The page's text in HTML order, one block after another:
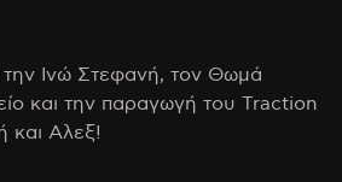
Ινώ Στεφανή, τον Θωμά
και την παραγωγή του Traction
και Αλεξ!